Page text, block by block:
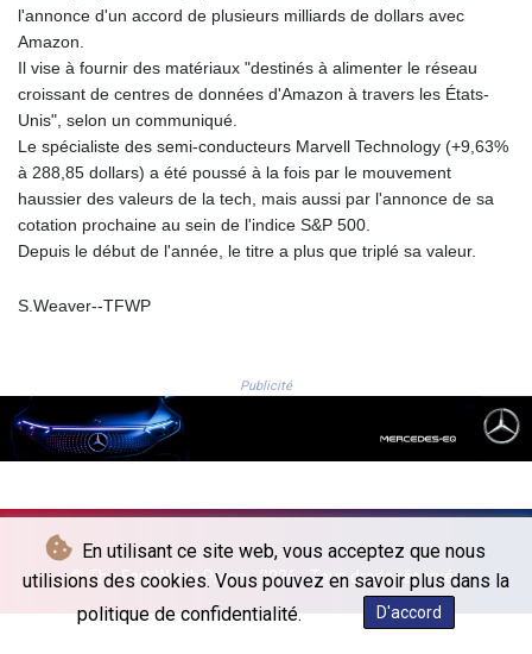
En utilisant ce site web, vous acceptez que nous
utilisions des cookies. Vous pouvez en savoir plus dans la
politique de confidentialité.
D'accord
LKR 334.420274
LSL 16.197552
LTL 2.95274
LYD 6.341738
MAD 9.29222
MDL 17.337716
4254.638239
MOP 8.056654
MRU 40.080439
MUR 47.070378
MWK
MXN 17.380378
MYR 4.090104
MZN 63.905039
l'annonce d'un accord de plusieurs milliards de dollars avec
Amazon.
Il vise à fournir des matériaux "destinés à alimenter le réseau
croissant de centres de données d'Amazon à travers les États-
Unis", selon un communiqué.
Le spécialiste des semi-conducteurs Marvell Technology (+9,63%
à 288,85 dollars) a été poussé à la fois par le mouvement
haussier des valeurs de la tech, mais aussi par l'annonce de sa
cotation prochaine au sein de l'indice S&P 500.
Depuis le début de l'année, le titre a plus que triplé sa valeur.
S.Weaver--TFWP
Publicité
© The Fort Worth Press - 2026 - Tous droits réservés